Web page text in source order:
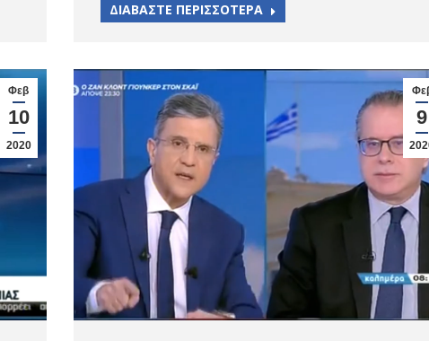
ΔΙΑΒΑΣΤΕ ΠΕΡΙΣΣΟΤΕΡΑ
Φεβ
10
2020
9